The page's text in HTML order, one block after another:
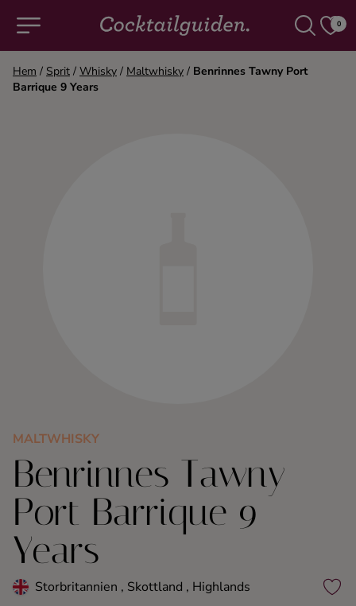
0
COCKTAILS & DRINKAR
Rom
Shots
Tequila
Hem / Sprit / Whisky / Maltwhisky / Benrinnes Tawny Port
Barrique 9 Years
MALTWHISKY
Benrinnes Tawny
Port Barrique 9
Years
Storbritannien , Skottland , Highlands